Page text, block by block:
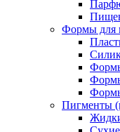
Формы для
Пигменты